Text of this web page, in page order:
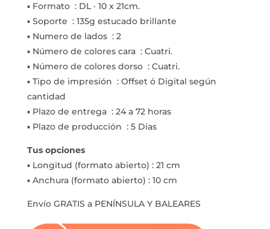
▪ Formato : DL · 10 x 21cm.
▪ Soporte : 135g estucado brillante
▪ Numero de lados : 2
▪ Número de colores cara : Cuatri.
▪ Número de colores dorso : Cuatri.
▪ Tipo de impresión : Offset ó Digital según
cantidad
▪ Plazo de entrega : 24 a 72 horas
▪ Plazo de producción : 5 Días
Tus opciones
▪ Longitud (formato abierto) : 21 cm
▪ Anchura (formato abierto) : 10 cm
Envío GRATIS a PENÍNSULA Y BALEARES